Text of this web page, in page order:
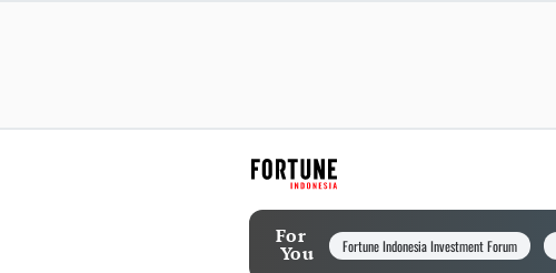
For
You Fortune Indonesia Investment Forum